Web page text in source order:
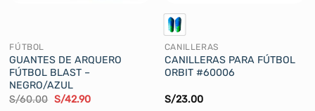
FÚTBOL
GUANTES DE ARQUERO
FÚTBOL BLAST –
NEGRO/AZUL
S/60.00 El
S/42.90El
CANILLERAS
CANILLERAS PARA FÚTBOL
ORBIT #60006
S/23.00